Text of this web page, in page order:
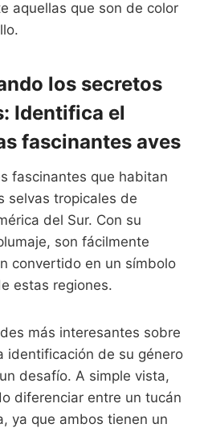
aquellas que son de color
los secretos
Identifica el
fascinantes aves
fascinantes que habitan
selvas tropicales de
del Sur. Con su
son fácilmente
convertido en un símbolo
estas regiones.
más interesantes sobre
identificación de su género
desafío. A simple vista,
diferenciar entre un tucán
ya que ambos tienen un